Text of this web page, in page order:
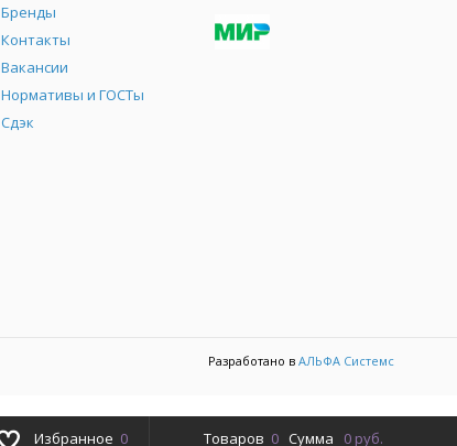
Бренды
Контакты
Вакансии
Нормативы и ГОСТы
Сдэк
Разработано в АЛЬФА Системс
Избранное 0 Товаров 0 Сумма 0 руб.